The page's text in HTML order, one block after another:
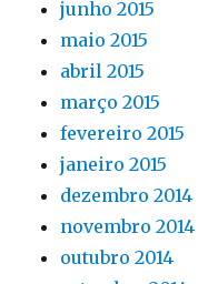
junho 2015
maio 2015
abril 2015
março 2015
fevereiro 2015
janeiro 2015
dezembro 2014
novembro 2014
outubro 2014